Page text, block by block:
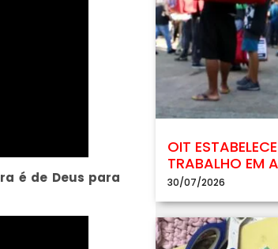
é de Deus para
OIT
TRABALHO EM
30/07/2026